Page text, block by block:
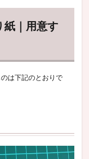
紙｜用意す
は下記のとおりで